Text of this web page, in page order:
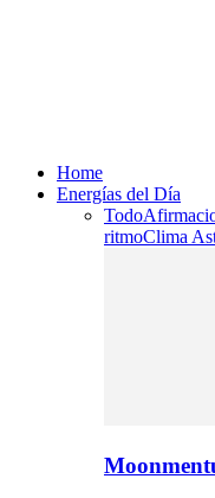
Home
Energías del Día
Todo
ritmoClima